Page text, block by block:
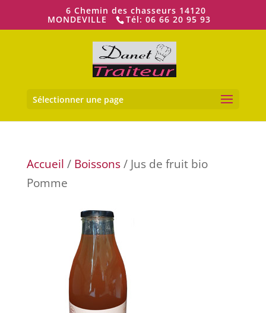
Ouvrir
6 Chemin des chasseurs 14120
MONDEVILLE Tél: 06 66 20 95 93
Sélectionner une page
Accueil / Boissons/ Jus de fruit bio
Pomme